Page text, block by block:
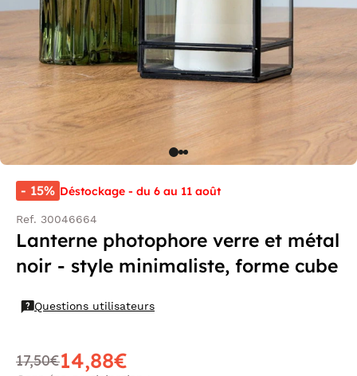
- 15% Déstockage - du 6 au 11 août
Ref. 30046664
Lanterne photophore verre et métal
noir - style minimaliste, forme cube
Questions utilisateurs
17,50€14,88€